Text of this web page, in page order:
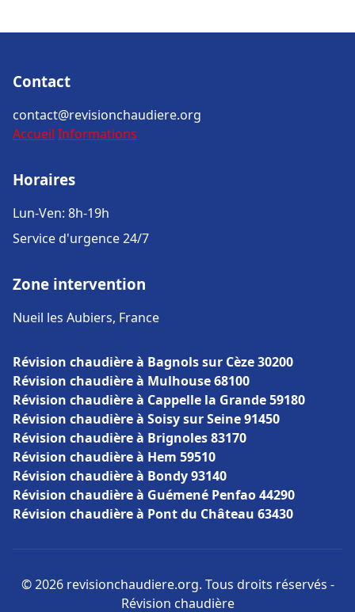
Contact
contact@revisionchaudiere.org
Accueil Informations
Horaires
Lun-Ven: 8h-19h
Service d'urgence 24/7
Zone intervention
Nueil les Aubiers, France
Révision chaudière à Bagnols sur Cèze 30200
Révision chaudière à Mulhouse 68100
Révision chaudière à Cappelle la Grande 59180
Révision chaudière à Soisy sur Seine 91450
Révision chaudière à Brignoles 83170
Révision chaudière à Hem 59510
Révision chaudière à Bondy 93140
Révision chaudière à Guémené Penfao 44290
Révision chaudière à Pont du Château 63430
© 2026 revisionchaudiere.org. Tous droits réservés -
Révision chaudière